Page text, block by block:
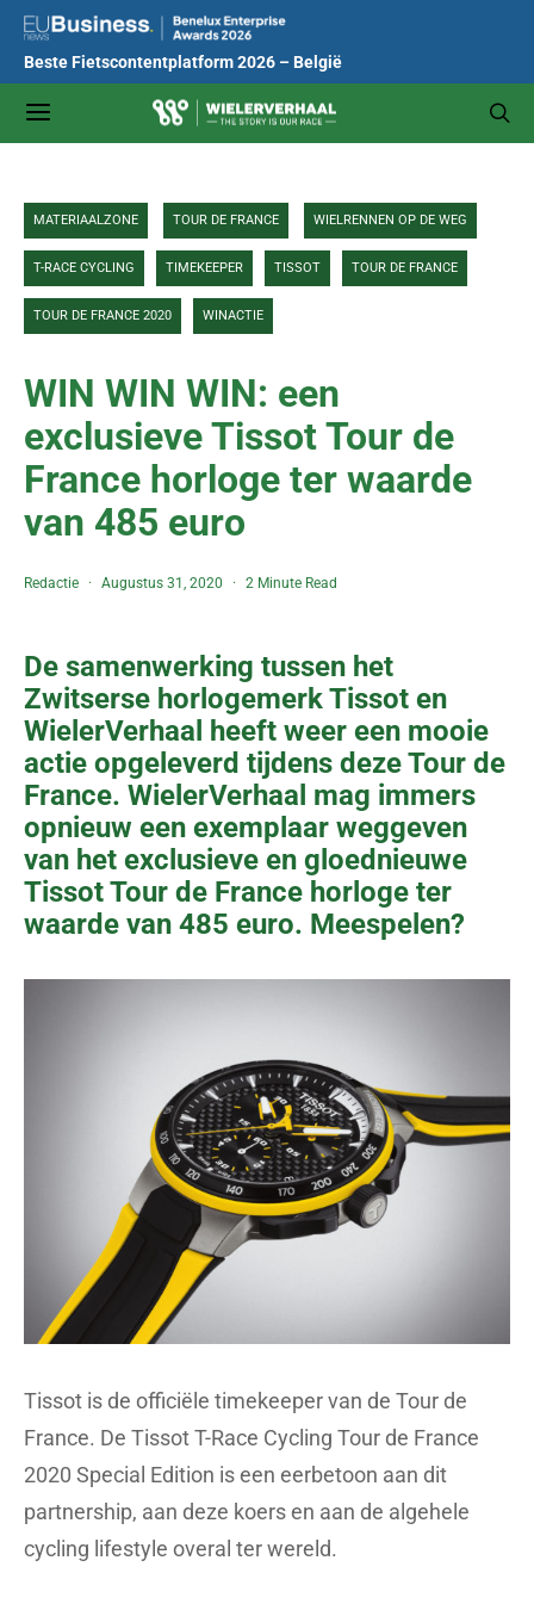
Beste Fietscontentplatform 2026 – België
MATERIAALZONE TOUR DE FRANCE WIELRENNEN OP DE WEG
T-RACE CYCLING TIMEKEEPER TISSOT TOUR DE FRANCE
TOUR DE FRANCE 2020 WINACTIE
WIN WIN WIN: een
exclusieve Tissot Tour de
France horloge ter waarde
van 485 euro
Redactie Augustus 31, 2020 2 Minute Read
De samenwerking tussen het
Zwitserse horlogemerk Tissot en
WielerVerhaal heeft weer een mooie
actie opgeleverd tijdens deze Tour de
France. WielerVerhaal mag immers
opnieuw een exemplaar weggeven
van het exclusieve en gloednieuwe
Tissot Tour de France horloge ter
waarde van 485 euro. Meespelen?
Tissot is de officiële timekeeper van de Tour de
France. De Tissot T-Race Cycling Tour de France
2020 Special Edition is een eerbetoon aan dit
partnership, aan deze koers en aan de algehele
cycling lifestyle overal ter wereld.